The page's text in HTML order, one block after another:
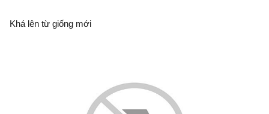
Khá lên từ giống mới